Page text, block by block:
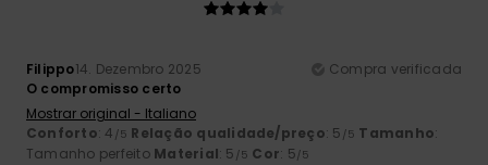
Filippo14. Dezembro 2025
Compra verificada
O compromisso certo
Mostrar original - Italiano
Conforto: 4 /5 Relação qualidade/preço: 5 /5 Tamanho:
Tamanho perfeito Material: 5 /5 Cor: 5/5